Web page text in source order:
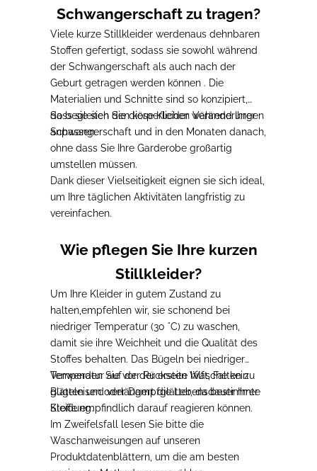
Schwangerschaft zu tragen?
Viele kurze Stillkleider werdenaus dehnbaren
Stoffen gefertigt , sodass sie sowohl während
der Schwangerschaft als auch nach der
Geburt getragen werden können . Die
Materialien und Schnitte sind so konzipiert,
dass sie sich den körperlichen Veränderungen
anpassen.
Sobegleiten Sie diese Kleider während Ihrer
Schwangerschaft und in den Monaten danach
ohne dass Sie Ihre Garderobe großartig
umstellen müssen.
Dank dieser Vielseitigkeit eignen sie sich ideal,
um Ihre täglichen Aktivitäten langfristig zu
vereinfachen.
Wie pflegen Sie Ihre kurzen
Stillkleider?
Um Ihre Kleider in gutem Zustand zu
halten,empfehlen wir, sie schonend bei
niedriger Temperatur (30 °C) zu waschen
damit sie ihre Weichheit und die Qualität des
Stoffes behalten. Das Bügeln bei niedriger
Temperatur auf der Rückseitehilft, Falten zu
glätten und verlängert die Lebensdauer Ihrer
Kleidung.
Verwenden Sie vor der ersten Wäsche kein
Bügeleisen oder Dampfglätter, da bestimmte
Stoffe empfindlich darauf reagieren können.
Im Zweifelsfall
lesen Sie bitte die
Waschanweisungen auf unseren
Produktdatenblättern, um die am besten